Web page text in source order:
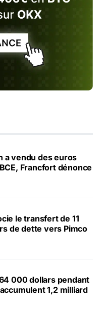
a vendu des euros
Francfort dénonce
le transfert de 11
de dette vers Pimco
000 dollars pendant
1,2 milliard